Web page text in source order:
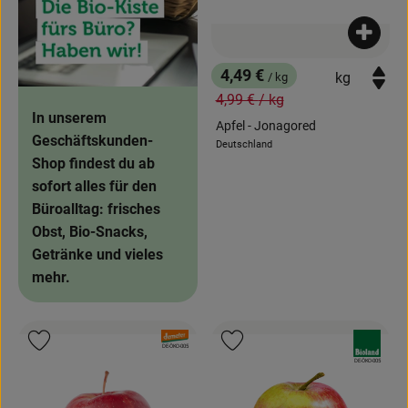
Für Kitas
Privatkunden-Shop
In unserem
Geschäftskunden-
Shop findest du ab
sofort alles für den
Büroalltag: frisches
Obst, Bio-Snacks,
Getränke und vieles
mehr.
, Preis:
4,49 € / kg
, Alter Preis:
4,99 €/ kg
Apfel - Jonagored
, Herkunft:
Deutschland
, Verband:
, Kontrollstelle:
DE-ÖKO-005
Produkt zu Favouriten hinzufügen
, Kontrollstelle:
DE-ÖKO-005